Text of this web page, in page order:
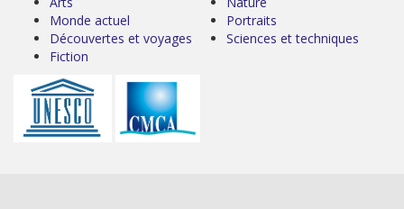
Monde actuel
Découvertes et voyages
Fiction
Portraits
Sciences et techniques